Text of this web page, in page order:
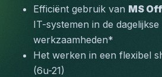
Efficiënt gebruik van MS
IT-systemen in de dagelijkse
werkzaamheden*
Het werken in een flexibel
(6u-21)